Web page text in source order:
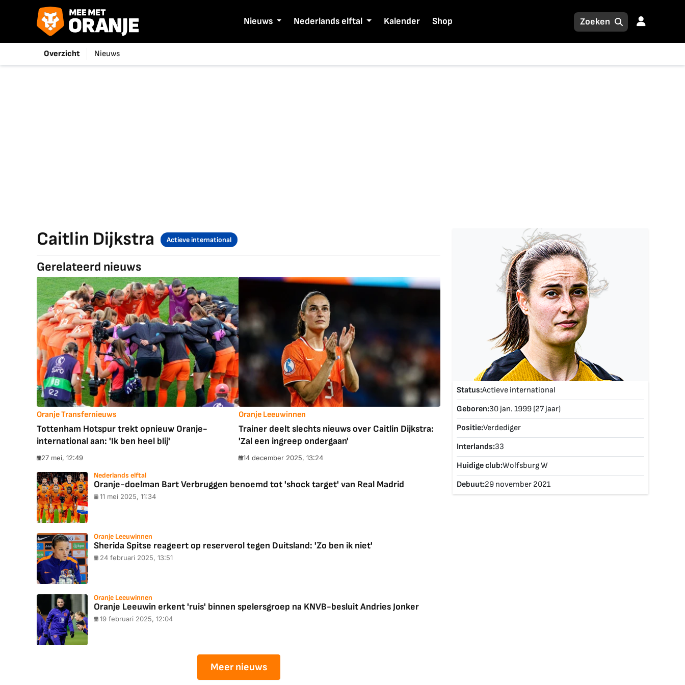
Nieuws Nederlands elftal Kalender Shop
Overzicht Nieuws
Caitlin Dijkstra Actieve international
Gerelateerd nieuws
Oranje Transfernieuws
Tottenham Hotspur trekt opnieuw Oranje-
international aan: 'Ik ben heel blij'
27 mei, 12:49
Oranje Leeuwinnen
Trainer deelt slechts nieuws over Caitlin Dijkstra:
'Zal een ingreep ondergaan'
14 december 2025, 13:24
Nederlands elftal
Oranje-doelman Bart Verbruggen benoemd tot 'shock target' van Real Madrid
11 mei 2025, 11:34
Oranje Leeuwinnen
Sherida Spitse reageert op reserverol tegen Duitsland: 'Zo ben ik niet'
24 februari 2025, 13:51
Oranje Leeuwinnen
Oranje Leeuwin erkent 'ruis' binnen spelersgroep na KNVB-besluit Andries Jonker
19 februari 2025, 12:04
Meer nieuws
Status:Actieve international
Geboren:30 jan. 1999 (27 jaar)
Positie:Verdediger
Interlands:33
Huidige club:Wolfsburg W
Debuut:29 november 2021